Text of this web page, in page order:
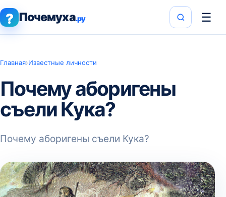
? Почемуха.ру ☰
Главная›Известные личности
Почему аборигены
съели Кука?
Почему аборигены съели Кука?